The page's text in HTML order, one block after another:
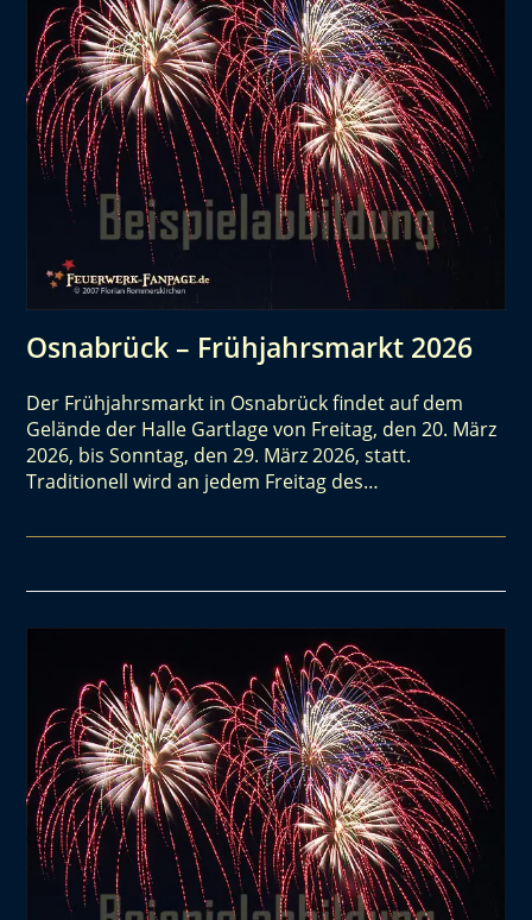
Osnabrück – Frühjahrsmarkt 2026
Der Frühjahrsmarkt in Osnabrück findet auf dem
Gelände der Halle Gartlage von Freitag, den 20. März
2026, bis Sonntag, den 29. März 2026, statt.
Traditionell wird an jedem Freitag des…